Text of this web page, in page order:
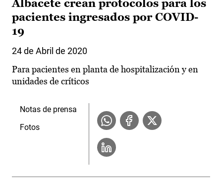
Albacete crean protocolos para los
pacientes ingresados por COVID-
19
24 de Abril de 2020
Para pacientes en planta de hospitalización y en
unidades de críticos
Notas de prensa
Fotos